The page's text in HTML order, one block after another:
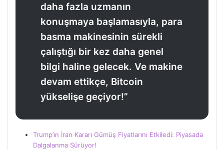
daha fazla uzmanın
konuşmaya başlamasıyla, para
basma makinesinin sürekli
çalıştığı bir kez daha genel
bilgi haline gelecek. Ve makine
devam ettikçe, Bitcoin
yükselişe geçiyor!”
Trump’ın İran Kararı Gümüş Fiyatlarını Etkiledi: Piyasada
Dalgalanma Sürüyor!